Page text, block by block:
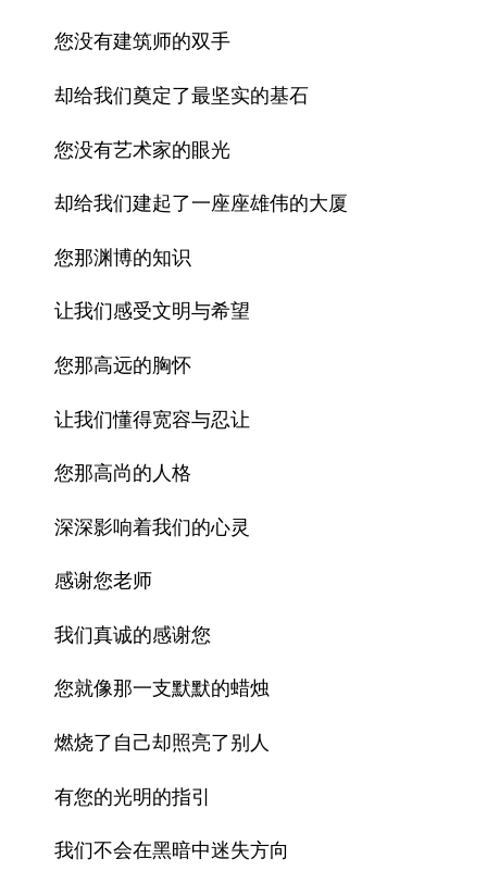
您没有建筑师的双手
却给我们奠定了最坚实的基石
您没有艺术家的眼光
却给我们建起了一座座雄伟的大厦
您那渊博的知识
让我们感受文明与希望
您那高远的胸怀
让我们懂得宽容与忍让
您那高尚的人格
深深影响着我们的心灵
感谢您老师
我们真诚的感谢您
您就像那一支默默的蜡烛
燃烧了自己却照亮了别人
有您的光明的指引
我们不会在黑暗中迷失方向